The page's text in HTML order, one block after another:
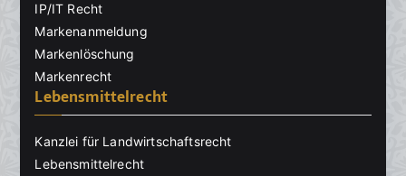
IP/IT Recht
Markenanmeldung
Markenlöschung
Markenrecht
Lebensmittelrecht
Kanzlei für Landwirtschaftsrecht
Lebensmittelrecht